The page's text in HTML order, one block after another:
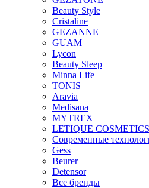
Beauty Style
Cristaline
GEZANNE
GUAM
Lycon
Beauty Sleep
Minna Life
TONIS
Aravia
Medisana
MYTREX
LETIQUE COSMETICS
Современные
Gess
Beurer
Detensor
Все бренды